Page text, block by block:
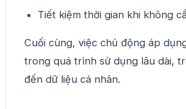
Tiết kiệm thời gian khi không
Cuối cùng, việc chủ động áp
trong quá trình sử dụng lâu dài,
đến dữ liệu cá nhân.